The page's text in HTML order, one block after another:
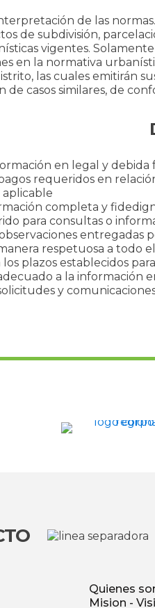
de las
de subdivisión,
vigentes.
en la normativa
las cuales emitirán
de casos similares, de
en legal y
pagos requeridos en
completa y
para consultas o
entregadas
respetuosa a todo
los plazos establecidos
a la
solicitudes y
Quienes
Mision -